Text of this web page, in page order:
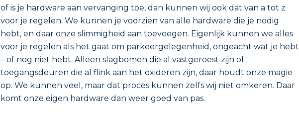
of is je hardware aan vervanging toe, dan kunnen wij ook dat van a tot z
voor je regelen. We kunnen je voorzien van alle hardware die je nodig
hebt, en daar onze slimmigheid aan toevoegen. Eigenlijk kunnen we alles
voor je regelen als het gaat om parkeergelegenheid, ongeacht wat je hebt
– of nog niet hebt. Alleen slagbomen die al vastgeroest zijn of
toegangsdeuren die al flink aan het oxideren zijn, daar houdt onze magie
op. We kunnen veel, maar dat proces kunnen zelfs wij niet omkeren. Daar
komt onze eigen hardware dan weer goed van pas.